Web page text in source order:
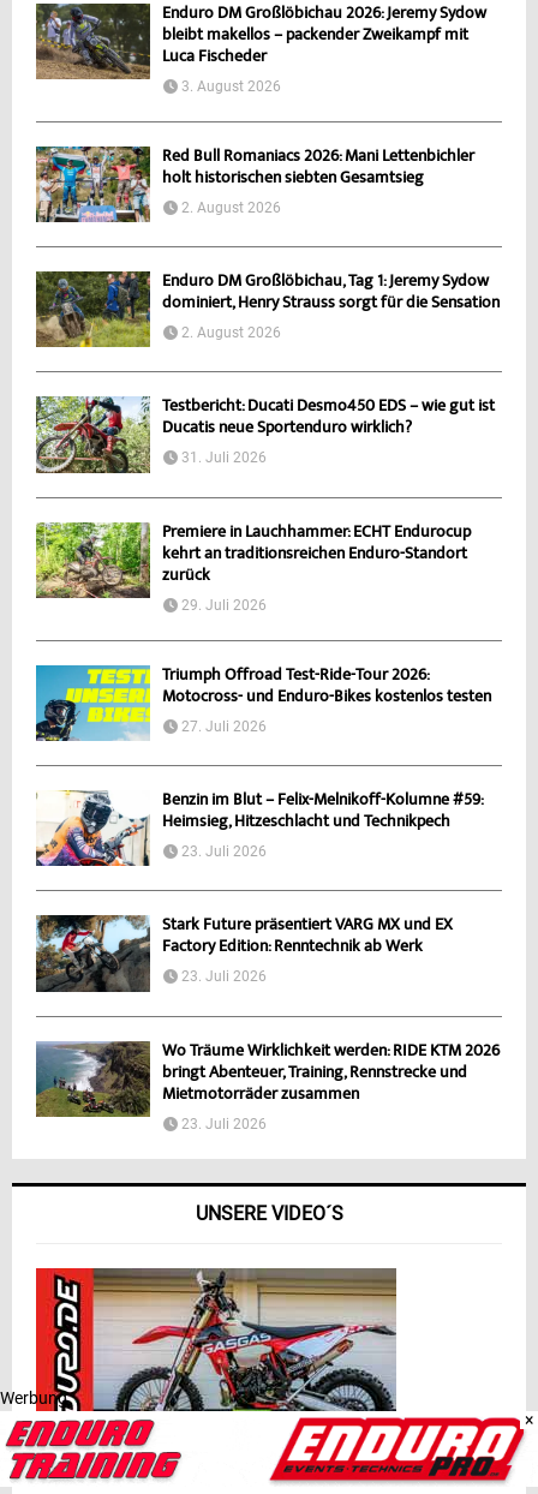
Enduro DM Großlöbichau 2026: Jeremy Sydow
bleibt makellos – packender Zweikampf mit
Luca Fischeder
3. August 2026
Red Bull Romaniacs 2026: Mani Lettenbichler
holt historischen siebten Gesamtsieg
2. August 2026
Enduro DM Großlöbichau, Tag 1: Jeremy Sydow
dominiert, Henry Strauss sorgt für die Sensation
2. August 2026
Testbericht: Ducati Desmo450 EDS – wie gut ist
Ducatis neue Sportenduro wirklich?
31. Juli 2026
Premiere in Lauchhammer: ECHT Endurocup
kehrt an traditionsreichen Enduro-Standort
zurück
29. Juli 2026
Triumph Offroad Test-Ride-Tour 2026:
Motocross- und Enduro-Bikes kostenlos testen
27. Juli 2026
Benzin im Blut – Felix-Melnikoff-Kolumne #59:
Heimsieg, Hitzeschlacht und Technikpech
23. Juli 2026
Stark Future präsentiert VARG MX und EX
Factory Edition: Renntechnik ab Werk
23. Juli 2026
Wo Träume Wirklichkeit werden: RIDE KTM 2026
bringt Abenteuer, Training, Rennstrecke und
Mietmotorräder zusammen
23. Juli 2026
UNSERE VIDEO´S
Werbung
×